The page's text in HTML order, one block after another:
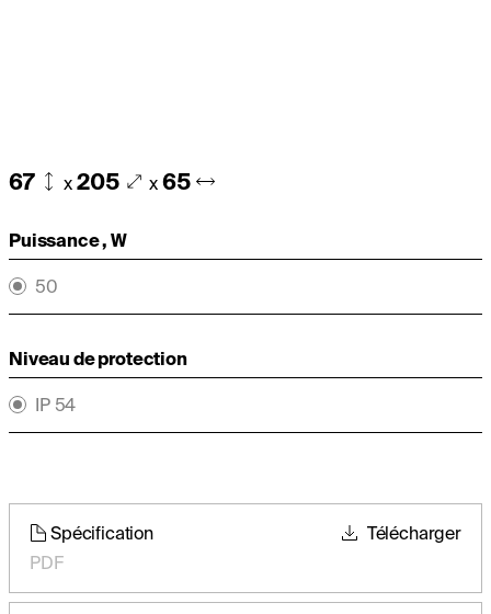
67 x205 x 65
Puissance , W
50
Niveau de protection
IP 54
Spécification
PDF
Télécharger